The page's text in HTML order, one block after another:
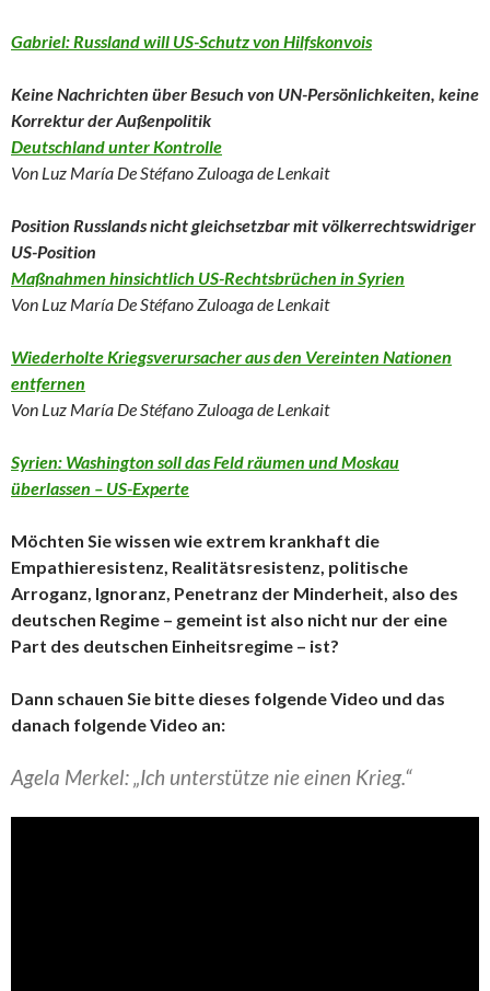
Gabriel: Russland will US-Schutz von Hilfskonvois
Keine Nachrichten über Besuch von UN-Persönlichkeiten, keine
Korrektur der Außenpolitik
Deutschland unter Kontrolle
Von Luz María De Stéfano Zuloaga de Lenkait
Position Russlands nicht gleichsetzbar mit völkerrechtswidriger
US-Position
Maßnahmen hinsichtlich US-Rechtsbrüchen in Syrien
Von Luz María De Stéfano Zuloaga de Lenkait
Wiederholte Kriegsverursacher aus den Vereinten Nationen
entfernen
Von Luz María De Stéfano Zuloaga de Lenkait
Syrien: Washington soll das Feld räumen und Moskau
überlassen – US-Experte
Möchten Sie wissen wie extrem krankhaft die
Empathieresistenz, Realitätsresistenz, politische
Arroganz, Ignoranz, Penetranz der Minderheit, also des
deutschen Regime – gemeint ist also nicht nur der eine
Part des deutschen Einheitsregime – ist?
Dann schauen Sie bitte dieses folgende Video und das
danach folgende Video an:
Agela Merkel: „Ich unterstütze nie einen Krieg.“